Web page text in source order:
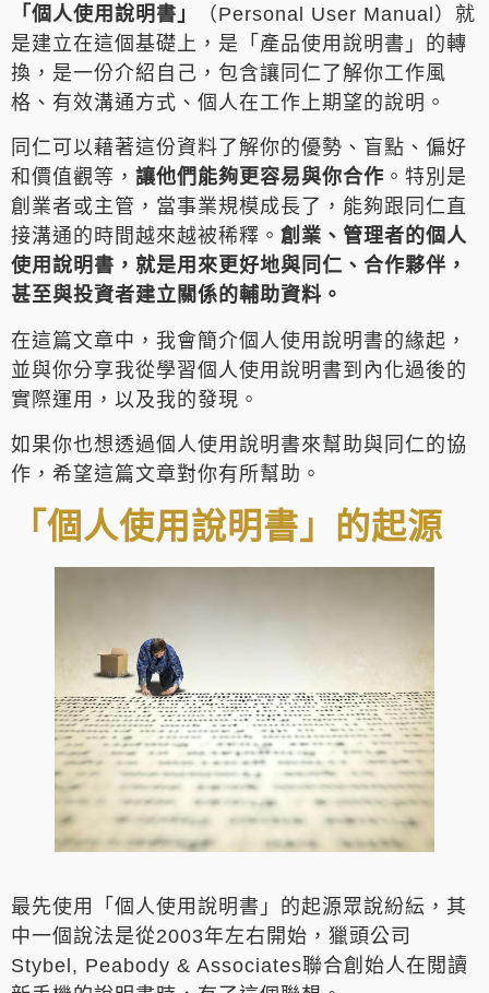
「個人使用說明書」
（Personal User Manual）就
是建立在這個基礎上，是「產品使用說明書」的轉
換，是一份介紹自己，包含讓同仁了解你工作風
格、有效溝通方式、個人在工作上期望的說明。
同仁可以藉著這份資料了解你的優勢、盲點、偏好
和價值觀等， 讓他們能夠更容易與你合作 。特別是
創業者或主管，當事業規模成長了，能夠跟同仁直
接溝通的時間越來越被稀釋。 創業、管理者的個人
使用說明書，就是用來更好地與同仁、合作夥伴，
甚至與投資者建立關係的輔助資料。
在這篇文章中，我會簡介個人使用說明書的緣起，
並與你分享我從學習個人使用說明書到內化過後的
實際運用，以及我的發現。
如果你也想透過個人使用說明書來幫助與同仁的協
作，希望這篇文章對你有所幫助。
「個人使用說明書」的起源
最先使用「個人使用說明書」的起源眾說紛紜，其
中一個說法是從2003年左右開始，獵頭公司
Stybel, Peabody & Associates聯合創始人在閲讀